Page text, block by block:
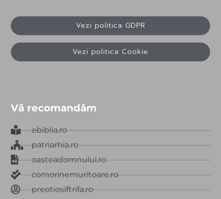
Vezi politica GDPR
Vezi politica Cookie
Vă recomandăm
ebiblia.ro
patriarhia.ro
oasteadomnului.ro
comorinemuritoare.ro
preotiosiftrifa.ro